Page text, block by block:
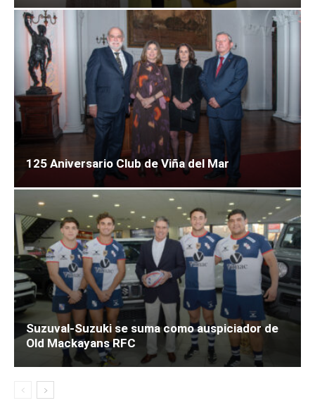
125 Aniversario Club de Viña del Mar
Suzuval-Suzuki se suma como auspiciador de
Old Mackayans RFC